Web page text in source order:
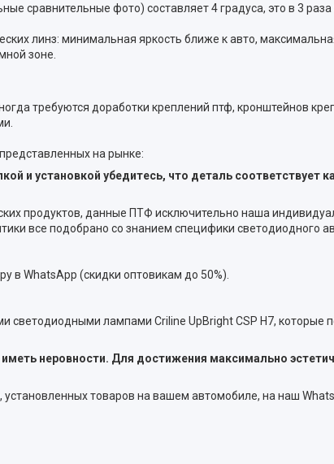
сравнительные фото) составляет 4 градуса, это в 3
линз: минимальная яркость ближе к авто,
зоне.
требуются доработки креплений птф, кронштейнов
на рынке:
и установкой убедитесь, что деталь соответствует
продуктов, данные ПТФ исключительно наша
все подобрано со знанием специфики
в WhatsApp (скидки оптовикам до 50%).
светодиодными лампами Criline UpBright CSP H7, которые
неровности. Для достижения максимально
товаров на вашем автомобиле, на наш